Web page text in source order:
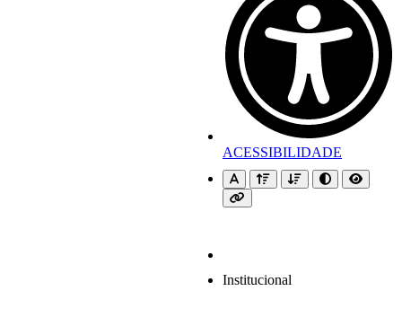
ACESSIBILIDADE
Institucional